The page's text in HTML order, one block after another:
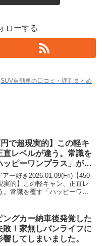
ローする
自動車の口コミ・評判まとめ
円で超現実的】この軽キ
直レベルが違う。常識を
ッピーワンプラス」が選
る理由とは？
アー好き2026.01.09(Fri)【450
実的】この軽キャン、正直レ
。常識を覆す「ハッピーワン
アー好き2026.01.0...
ングカー納車後発覚した
敗！家無しバンライフに
響してしまいました。